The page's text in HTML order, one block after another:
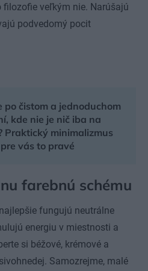
veľkým nie. Narúšajú
podvedomý pocit
po čistom a jednoduchom
kde nie je nič iba na
Praktický minimalizmus
vás to pravé
farebnú schému
fungujú neutrálne
energiu v miestnosti a
si béžové, krémové a
Samozrejme, malé